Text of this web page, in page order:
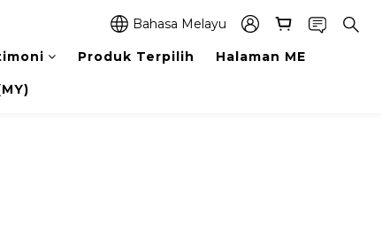
Bahasa Melayu
Produk Terpilih Halaman ME